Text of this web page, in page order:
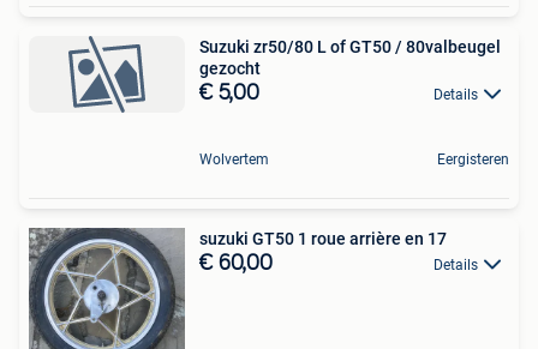
Suzuki zr50/80 L of GT50 / 80valbeugel
gezocht
€ 5,00 Details
Wolvertem Eergisteren
suzuki GT50 1 roue arrière en 17
€ 60,00 Details